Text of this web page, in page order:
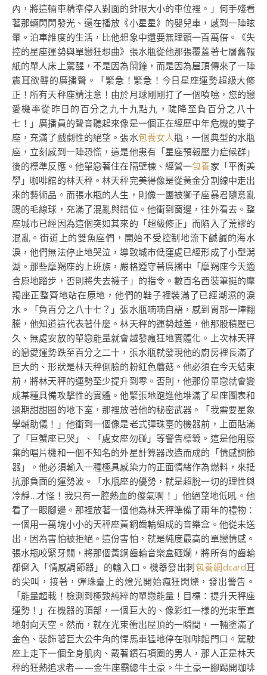
內，將這輛車精準停入對面的針眼大小的車位裡。」何手殘看
著那輛閃閃發光、還在播放《小星星》的嬰兒車，感到一陣眩
暈。泊車維度的生活，比他想象中還要無理頭一百萬倍。《失
控的星座運勢與單戀狂想曲》張水瓶從他那張覆蓋著七層舊報
紙的單人床上驚醒，不是因為鬧鐘，而是因為屋頂傳來了一陣
震耳欲聾的廣播聲。「緊急！緊急！今日星座運勢超級大修
正！所有天秤座請注意！由於月球剛剛打了一個噴嚏，您的戀
愛機率從昨日的百分之九十九點九，陡降至負百分之八十
七！」廣播員的聲音聽起來像是一個正在經歷中年危機的雙子
座，充滿了戲劇性的絕望。張水包養女人瓶，一個典型的水瓶
座，立刻感到一陣恐慌，這是他患有「星座預報壓力症候群」
後的標準反應。他單戀著住在隔壁棟、經營一包養家「平衡美
學」咖啡館的林天秤。林天秤完美得像是從黃金分割線中走出
來的藝術品。而張水瓶的人生，則像一團被獅子座暴君隨意亂
踢的毛線球，充滿了混亂與錯位。他衝到窗邊，往外看去。整
座城市已經因為這個突如其來的「超級修正」而陷入了荒謬的
混亂。街道上的雙魚座們，開始不受控制地流下鹹鹹的海水
淚，他們無法停止地哭泣，導致城市低窪處已經形成了小型潟
湖。那些摩羯座的上班族，嚴格遵守著廣播中「摩羯座今天適
合原地踏步，否則將失去襪子」的指令。數百名西裝筆挺的摩
羯座正整齊地站在原地，他們的鞋子裡裝滿了已經潮濕的淚
水。「負百分之八十七？」張水瓶喃喃自語，感到胃部一陣翻
騰，他知道這代表著什麼。林天秤的運勢越差，他那股積壓已
久、無處安放的單戀能量就會越發瘋狂地實體化。上次林天秤
的戀愛運勢跌至百分之二十，張水瓶就發現他的廚房裡長滿了
巨大的、形狀是林天秤側臉的粉紅色蘑菇。他必須在今天結束
前，將林天秤的運勢至少提升到零。否則，他那份單戀就會變
成某種具備攻擊性的實體。他緊張地跑進他堆滿了星座圖表和
過期甜甜圈的地下室，那裡放著他的秘密武器。「我需要星象
學輔助儀！」他衝到一個像是老式彈珠臺的機器前，上面貼滿
了「巨蟹座已哭」、「處女座勿碰」等警告標籤。這是他用廢
棄的唱片機和一個不知名的外星計算器改造而成的「情感調節
器」。他必須輸入一種極具感染力的正面情緒作為燃料，來抵
抗那負面的運勢波。「水瓶座的優勢，就是超脫一切的理性與
冷靜…才怪！我只有一腔熱血的傻氣啊！」他絕望地低吼。他
看了一眼腳邊。那裡放著一個他為林天秤準備了兩年的禮物：
一個用一萬塊小小的天秤座黃銅齒輪組成的音樂盒。他從未送
出，因為害怕被拒絕。這份害怕，就是純度最高的單戀情感。
張水瓶咬緊牙關，將那個黃銅齒輪音樂盒砸爛，將所有的齒輪
都倒入「情感調節器」的輸入口。機器發出刺包養網dcard耳
的尖叫，接著，彈珠臺上的燈光開始瘋狂閃爍，發出警告。
「能量超載！檢測到極致純粹的單戀能量！目標：提升天秤座
運勢！」在機器的頂部，一個巨大的、像彩虹一樣的光束筆直
地射向天空。然而，就在光束衝出屋頂的一瞬間，一輛塗滿了
金色、裝飾著巨大公牛角的悍馬車猛地停在咖啡館門口。駕駛
座上走下一個全身肌肉、戴著鑽石項圈的男人，那人正是林天
秤的狂熱追求者——金牛座霸總牛土豪。牛土豪一腳踢開咖啡